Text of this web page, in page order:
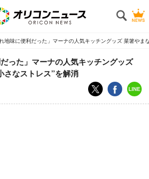
れ地味に便利だった」マーナの人気キッチングッズ 菜箸やま
だった」マーナの人気キッチングッズ
さなストレス”を解消